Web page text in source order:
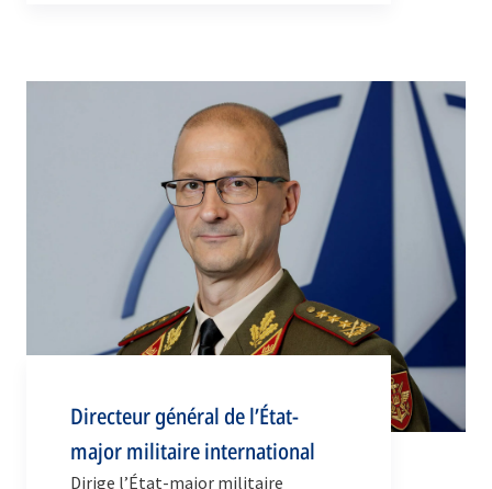
Directeur général de l’État-
major militaire international
Dirige l’État-major militaire